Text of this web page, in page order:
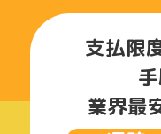
支払限
業界最